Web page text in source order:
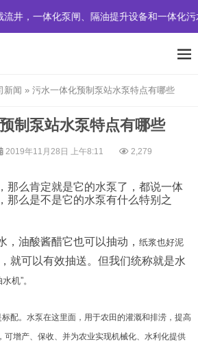
，一体化泵闸、隔油提升设备和一体化污
新闻 » 污水一体化预制泵站水泵特点有哪些
制泵站水泵特点有哪些
2019年11月28日 上午8:11 2,279
那么肯定就是它的水泵了，都说一体
那么是不是它的水泵有什么特别之
，油酸酱醋它也可以抽动， 纸浆也好泥
就可以有效抽送。但我们统称就是水
机”。
配。水泵在这里面，用于农田的灌溉和排涝，提高
可增产、保收、并为农业实现机械化、水利化提供